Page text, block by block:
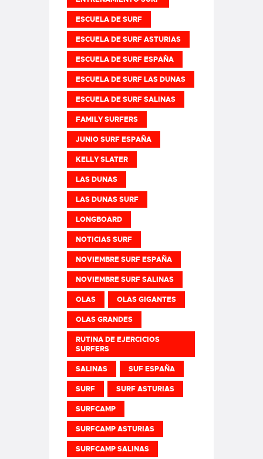
ESCUELA DE SURF
ESCUELA DE SURF ASTURIAS
ESCUELA DE SURF ESPAÑA
ESCUELA DE SURF LAS DUNAS
ESCUELA DE SURF SALINAS
FAMILY SURFERS
JUNIO SURF ESPAÑA
KELLY SLATER
LAS DUNAS
LAS DUNAS SURF
LONGBOARD
NOTICIAS SURF
NOVIEMBRE SURF ESPAÑA
NOVIEMBRE SURF SALINAS
OLAS OLAS GIGANTES
OLAS GRANDES
RUTINA DE EJERCICIOS
SURFERS
SALINAS SUF ESPAÑA
SURF SURF ASTURIAS
SURFCAMP
SURFCAMP ASTURIAS
SURFCAMP SALINAS